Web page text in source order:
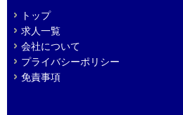
トップ
求人一覧
会社について
プライバシーポリシー
免責事項